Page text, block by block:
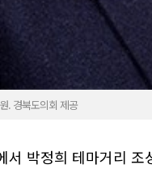
. 경북도의회 제공
서 박정희 테마거리